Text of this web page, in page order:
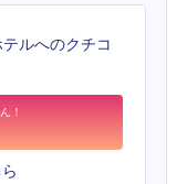
ルへのクチコ
！